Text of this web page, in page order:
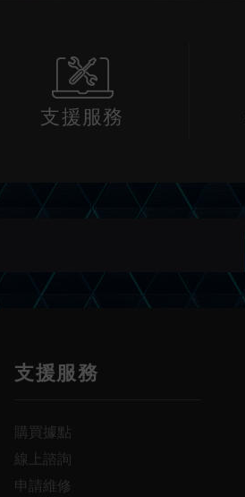
支援服務
支援服務
購買據點
線上諮詢
申請維修